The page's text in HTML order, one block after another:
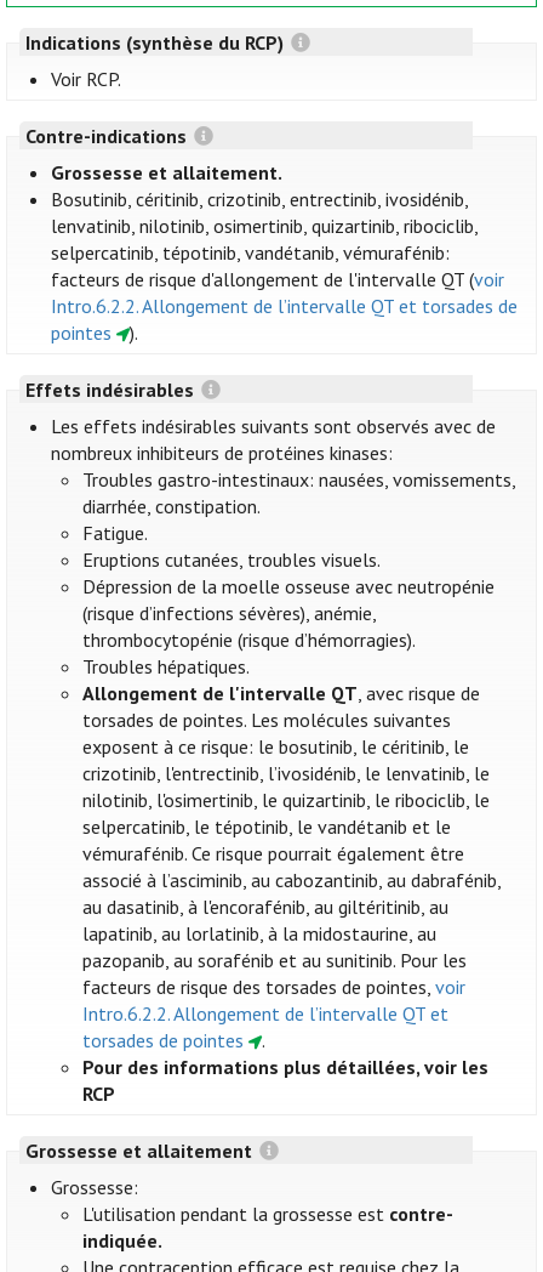
Indications (synthèse du RCP)
Voir RCP.
Contre-indications
Grossesse et allaitement.
Bosutinib, céritinib, crizotinib, entrectinib, ivosidénib,
lenvatinib, nilotinib, osimertinib, quizartinib, ribociclib,
selpercatinib, tépotinib, vandétanib, vémurafénib:
facteurs de risque d'allongement de l'intervalle QT (voir
Intro.6.2.2. Allongement de l’intervalle QT et torsades de
pointes
).
Effets indésirables
Les effets indésirables suivants sont observés avec de
nombreux inhibiteurs de protéines kinases:
Troubles gastro-intestinaux: nausées, vomissements,
diarrhée, constipation.
Fatigue.
Eruptions cutanées, troubles visuels.
Dépression de la moelle osseuse avec neutropénie
(risque d’infections sévères), anémie,
thrombocytopénie (risque d’hémorragies).
Troubles hépatiques.
Allongement de l'intervalle QT, avec risque de
torsades de pointes. Les molécules suivantes
exposent à ce risque: le bosutinib, le céritinib, le
crizotinib, l'entrectinib, l’ivosidénib, le lenvatinib, le
nilotinib, l'osimertinib, le quizartinib, le ribociclib, le
selpercatinib, le tépotinib, le vandétanib et le
vémurafénib. Ce risque pourrait également être
associé à l’asciminib, au cabozantinib, au dabrafénib,
au dasatinib, à l'encorafénib, au giltéritinib, au
lapatinib, au lorlatinib, à la midostaurine, au
pazopanib, au sorafénib et au sunitinib. Pour les
facteurs de risque des torsades de pointes,voir
Intro.6.2.2. Allongement de l’intervalle QT et
torsades de pointes
.
Pour des informations plus détaillées, voir les
RCP
Grossesse et allaitement
Grossesse:
L'utilisation pendant la grossesse est contre-
indiquée.